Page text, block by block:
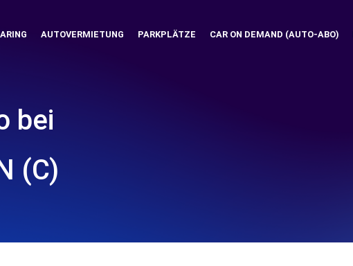
AUTOVERMIETUNG PARKPLÄTZE CAR ON DEMAND (AUTO-ABO)
bei
(C)